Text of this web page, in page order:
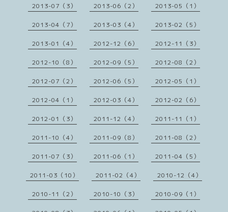
2013-07（3） 2013-06（2） 2013-05（1）
2013-04（7） 2013-03（4） 2013-02（5）
2013-01（4） 2012-12（6） 2012-11（3）
2012-10（8） 2012-09（5） 2012-08（2）
2012-07（2） 2012-06（5） 2012-05（1）
2012-04（1） 2012-03（4） 2012-02（6）
2012-01（3） 2011-12（4） 2011-11（1）
2011-10（4） 2011-09（8） 2011-08（2）
2011-07（3） 2011-06（1） 2011-04（5）
2011-03（10） 2011-02（4） 2010-12（4）
2010-11（2） 2010-10（3） 2010-09（1）